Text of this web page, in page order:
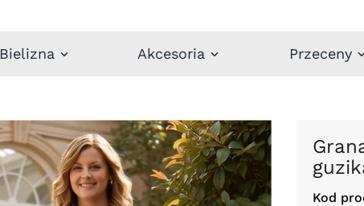
Bielizna Akcesoria Przeceny
Granatowy żakiet z ozdobnymi
Kod